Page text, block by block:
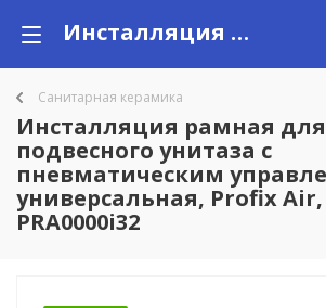
Инсталляция рамная для подвесного унитаза с пневматическим управлением, универсальная, Profix Air, IDDIS, PRA0000i32 купить в Алматы с доставкой по Казахстану, цены
Санитарная керамика
Инсталляция рамная для
подвесного унитаза с
пневматическим
универсальная, Profix Air,
PRA0000i32